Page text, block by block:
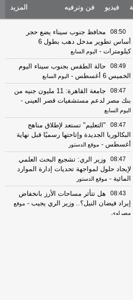
فيديو فن وترفيه المزيد
08:50
محافظ جنوب سيناء يضع حجر
أساس تطوير مدخل دهب بطول 6
كيلومترات - اليوم السابع
08:49
حالة الطقس بجنوب سيناء اليوم
الخميس 6 أغسطس
- اليوم السابع
08:47
جامعة القاهرة: 11 مليون جنيه من
بنك مصر لدعم مستشفيات قصر العينى -
اليوم السابع
08:47
"التعليم" تستعد لإطلاق مناهج
البكالوريا الجديدة وإتاحتها رسميًا قبل نهاية
أغسطس - موقع الدستور
08:47
وزير الري: تشجيع البحث العلمي
لإيجاد حلول لمواجهة تحديات إدارة الموارد
المائية - موقع الدستور
08:43
هل تتأثر مساحات الأرز بانخفاض
إيراد فيضان النيل؟.. وزير الري يجيب - موقع
مصراوي